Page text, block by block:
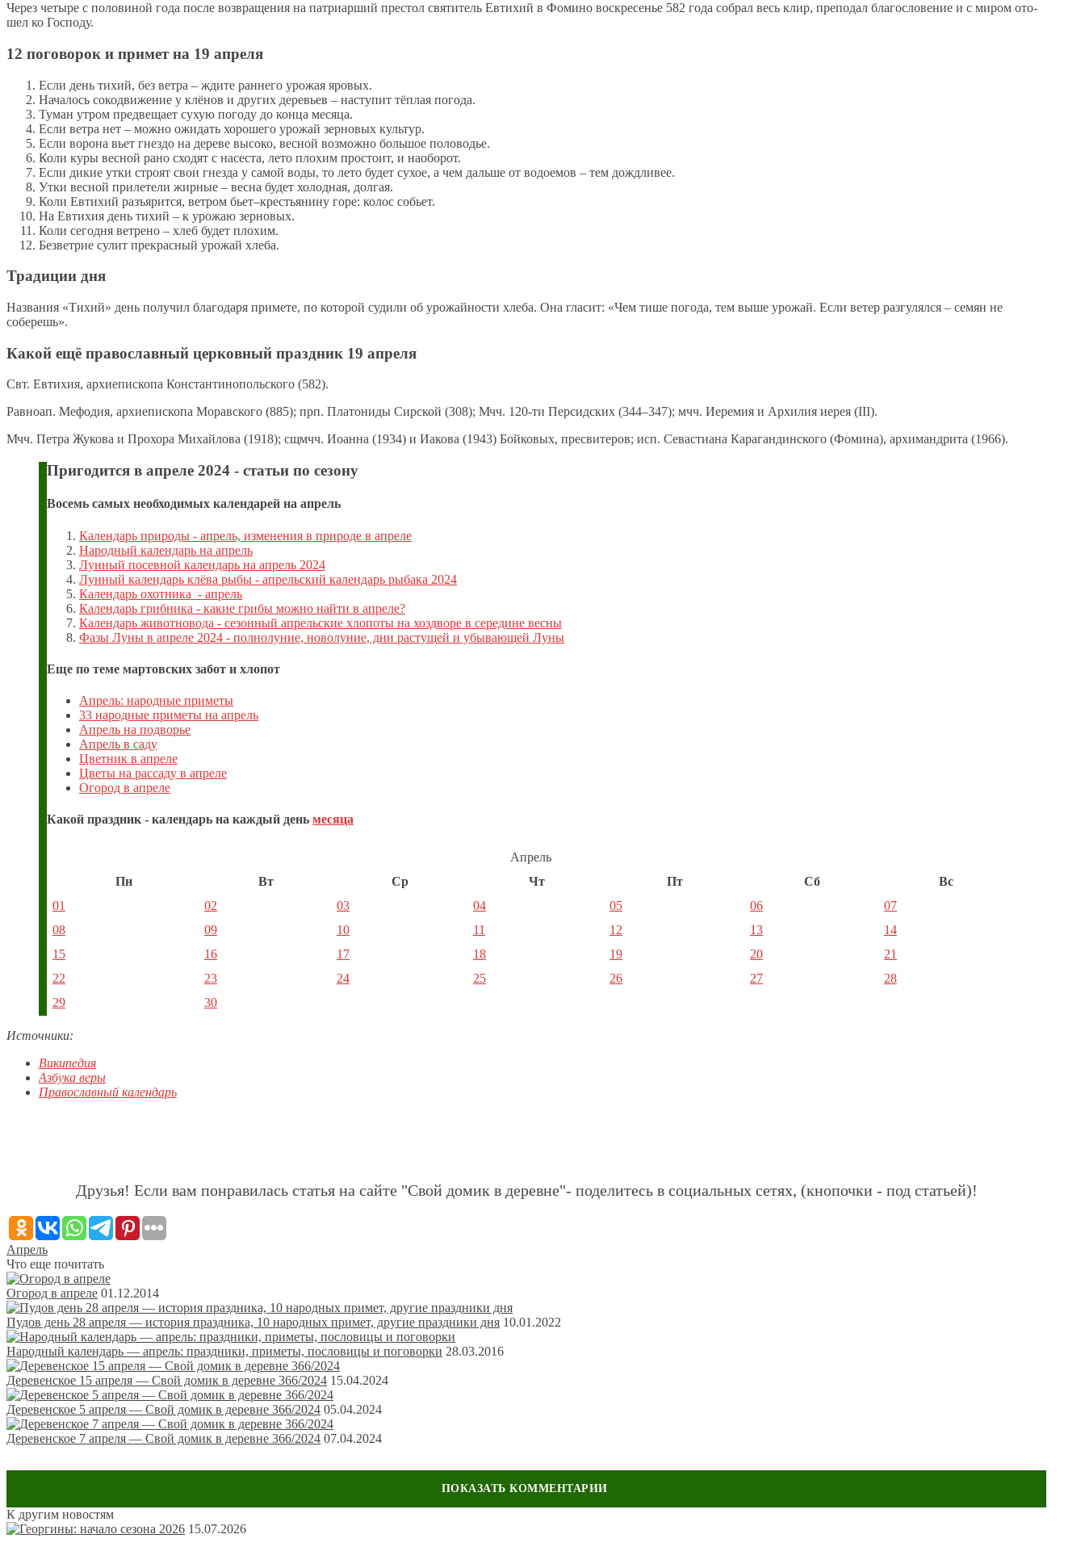
Через че­ты­ре с по­ло­ви­ной го­да по­сле воз­вра­ще­ния на пат­ри­ар­ший пре­стол свя­ти­тель Ев­ти­хий в Фо­ми­но вос­кре­се­нье 582 го­да со­брал весь клир, пре­по­дал бла­го­сло­ве­ние и с ми­ром ото­
шел ко Гос­по­ду.
12 поговорок и примет на 19 апреля
Если день тихий, без ветра – ждите раннего урожая яровых.
Началось сокодвижение у клёнов и других деревьев – наступит тёплая погода.
Туман утром предвещает сухую погоду до конца месяца.
Если ветра нет – можно ожидать хорошего урожай зерновых культур.
Если ворона вьет гнездо на дереве высоко, весной возможно большое половодье.
Коли куры весной рано сходят с насеста, лето плохим простоит, и наоборот.
Если дикие утки строят свои гнезда у самой воды, то лето будет сухое, а чем дальше от водоемов – тем дождливее.
Утки весной прилетели жирные – весна будет холодная, долгая.
Коли Евтихий разъярится, ветром бьет–крестьянину горе: колос собьет.
На Евтихия день тихий – к урожаю зерновых.
Коли сегодня ветрено – хлеб будет плохим.
Безветрие сулит прекрасный урожай хлеба.
Традиции дня
Названия «Тихий» день получил благодаря примете, по которой судили об урожайности хлеба. Она гласит: «Чем тише погода, тем выше урожай. Если ветер разгулялся – семян не
соберешь».
Какой ещё православный церковный праздник 19 апреля
Свт. Евтихия, архиепископа Константинопольского (582).
Равноап. Мефодия, архиепископа Моравского (885); прп. Платониды Сирской (308); Мчч. 120-ти Персидских (344–347); мчч. Иеремия и Архилия иерея (III).
Мчч. Петра Жукова и Прохора Михайлова (1918); сщмчч. Иоанна (1934) и Иакова (1943) Бойковых, пресвитеров; исп. Севастиана Карагандинского (Фомина), архимандрита (1966).
Пригодится в апреле 2024 - статьи по сезону
Восемь самых необходимых календарей на апрель
Календарь природы - апрель, изменения в природе в апреле
Народный календарь на апрель
Лунный посевной календарь на апрель 2024
Лунный календарь клёва рыбы - апрельский календарь рыбака 2024
Календарь охотника - апрель
Календарь грибника - какие грибы можно найти в апреле?
Календарь животновода - сезонный апрельские хлопоты на хоздворе в середине весны
Фазы Луны в апреле 2024 - полнолуние, новолуние, дни растущей и убывающей Луны
Еще по теме мартовских забот и хлопот
Апрель: народные приметы
33 народные приметы на апрель
Апрель на подворье
Апрель в саду
Цветник в апреле
Цветы на рассаду в апреле
Огород в апреле
Какой праздник - календарь на каждый день месяца
Апрель
Пн
Вт Ср Чт Пт Сб
Вс
01
02 03 04 05 06
07
08
09 10 11 12 13
14
15
16 17 18 19 20
21
22
23 24 25 26 27
28
29
30
Источники:
Википедия
Азбука веры
Православный календарь
Друзья! Если вам понравилась статья на сайте "Свой домик в деревне"- поделитесь в социальных сетях, (кнопочки - под статьей)!
Апрель
Что еще почитать
Огород в апреле 01.12.2014
Пудов день 28 апреля — история праздника, 10 народных примет, другие праздники дня 10.01.2022
Народный календарь — апрель: праздники, приметы, пословицы и поговорки 28.03.2016
Деревенское 15 апреля — Свой домик в деревне 366/2024 15.04.2024
Деревенское 5 апреля — Свой домик в деревне 366/2024 05.04.2024
Деревенское 7 апреля — Свой домик в деревне 366/2024 07.04.2024
Оставить комментарий
К другим новостям
15.07.2026